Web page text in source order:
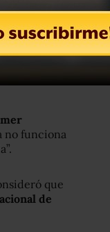
no funciona
que
de